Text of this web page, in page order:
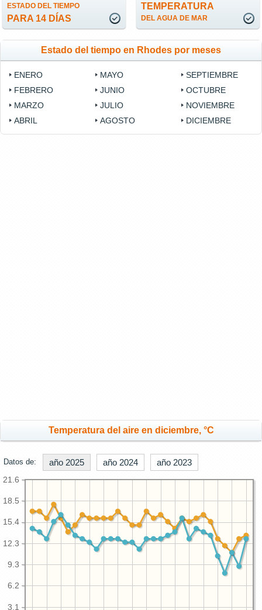
ESTADO DEL TIEMPO
PARA 14 DÍAS
TEMPERATURA
DEL AGUA DE MAR
Estado del tiempo en Rhodes por meses
ENERO
FEBRERO
MARZO
ABRIL
MAYO
JUNIO
JULIO
AGOSTO
SEPTIEMBRE
OCTUBRE
NOVIEMBRE
DICIEMBRE
Temperatura del aire en diciembre, °C
Datos de: año 2025 año 2024 año 2023
3.1
6.2
9.3
12.3
15.4
18.5
21.6